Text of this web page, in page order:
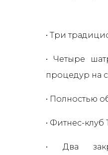
• Три
• Четыре
процедур на
• Полностью
• Фитнес-клуб
• Два